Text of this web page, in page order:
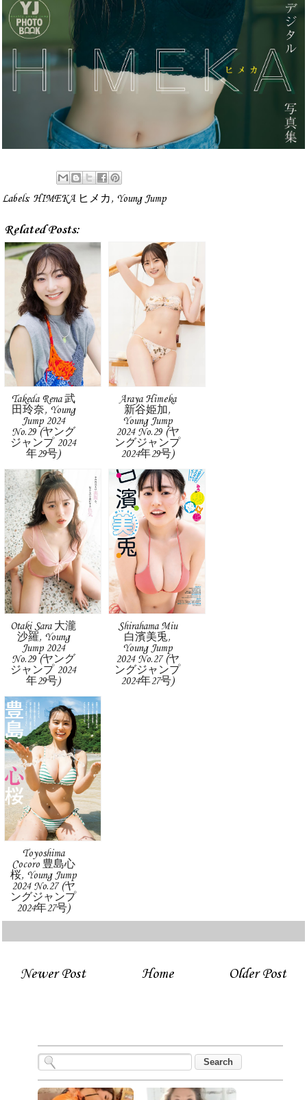
Labels: HIMEKA ヒメカ, Young Jump
Related Posts:
Takeda Rena 武
田玲奈, Young
Jump 2024
No.29 (ヤング
ジャンプ 2024
年29号)
Araya Himeka
新谷姫加,
Young Jump
2024 No.29 (ヤ
ングジャンプ
2024年29号)
Otaki Sara 大瀧
沙羅, Young
Jump 2024
No.29 (ヤング
ジャンプ 2024
年29号)
Shirahama Miu
白濱美兎,
Young Jump
2024 No.27 (ヤ
ングジャンプ
2024年27号)
Toyoshima
Cocoro 豊島心
桜, Young Jump
2024 No.27 (ヤ
ングジャンプ
2024年27号)
Newer Post Older Post
Home